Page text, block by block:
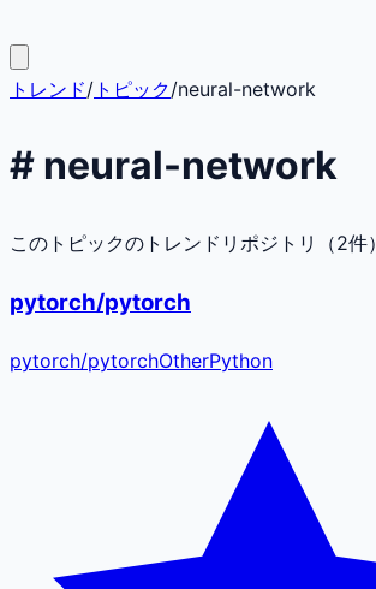
トレンド/ トピック/neural-network
# neural-network
このトピックのトレンドリポジトリ（2件）
pytorch/pytorch
pytorch/pytorchOtherPython